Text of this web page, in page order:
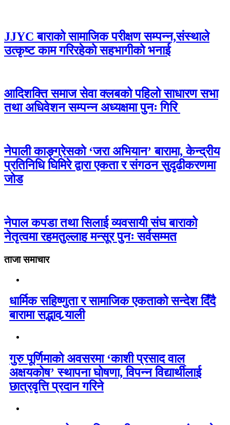
JJYC बाराको सामाजिक परीक्षण सम्पन्न,संस्थाले
उत्कृष्ट काम गरिरहेको सहभागीको भनाई
आदिशक्ति समाज सेवा क्लबको पहिलो साधारण सभा
तथा अधिवेशन सम्पन्न अध्यक्षमा पुनः गिरि
नेपाली काङ्ग्रेसको ‘जरा अभियान’ बारामा, केन्द्रीय
प्रतिनिधि घिमिरे द्वारा एकता र संगठन सुदृढीकरणमा
जोड
नेपाल कपडा तथा सिलाई व्यवसायी संघ बाराको
नेतृत्वमा रहमतुल्लाह मन्सूर पुनः सर्वसम्मत
ताजा समाचार
धार्मिक सहिष्णुता र सामाजिक एकताको सन्देश दिँदै
बारामा सद्भाव र्‍याली
गुरु पूर्णिमाको अवसरमा ‘काशी प्रसाद वाल
अक्षयकोष’ स्थापना घोषणा, विपन्न विद्यार्थीलाई
छात्रवृत्ति प्रदान गरिने